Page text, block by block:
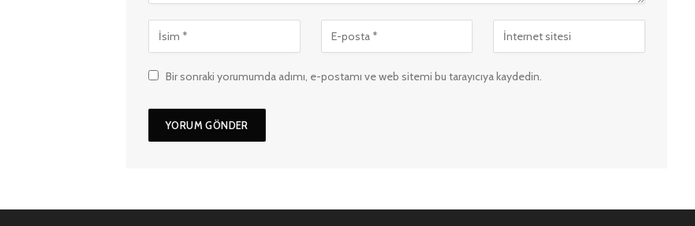
Bir sonraki yorumumda adımı, e-postamı ve web sitemi bu tarayıcıya kaydedin.